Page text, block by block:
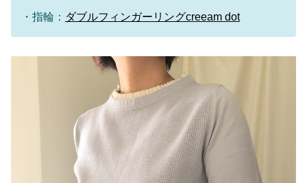
・指輪： ダブルフィンガーリングcreeam dot